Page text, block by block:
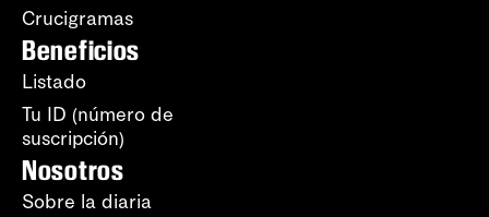
Crucigramas
Beneficios
Listado
Tu ID (número de
suscripción)
Nosotros
Sobre la diaria